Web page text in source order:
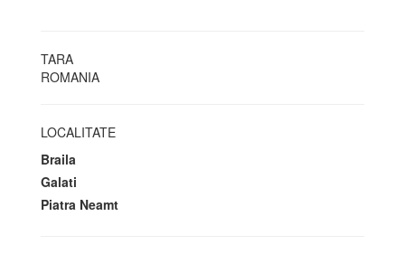
TARA
ROMANIA
LOCALITATE
Braila
Galati
Piatra Neamt